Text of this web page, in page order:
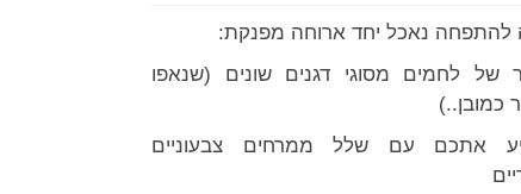
להתפחה נאכל יחד ארוחה מפנקת:
של לחמים מסוגי דגנים שונים (שנאפו
כמובן..)
אתכם עם שלל ממרחים צבעוניים